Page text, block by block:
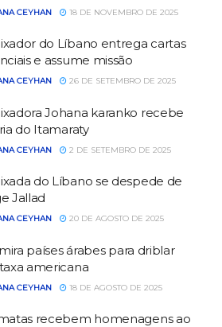
CEYHAN 18 DE NOVEMBRO DE 2025
do Líbano entrega cartas
e assume missão
CEYHAN 26 DE SETEMBRO DE 2025
Johana karanko recebe
do Itamaraty
CEYHAN 2 DE SETEMBRO DE 2025
do Líbano se despede de
Jallad
CEYHAN 20 DE AGOSTO DE 2025
países árabes para driblar
americana
CEYHAN 18 DE AGOSTO DE 2025
recebem homenagens ao